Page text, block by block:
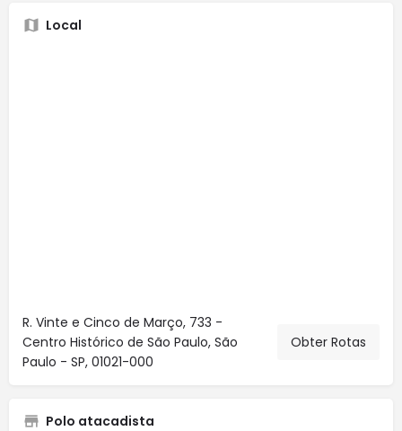
Local
R. Vinte e Cinco de Março, 733 -
Centro Histórico de São Paulo, São
Paulo - SP, 01021-000
Obter Rotas
Polo atacadista